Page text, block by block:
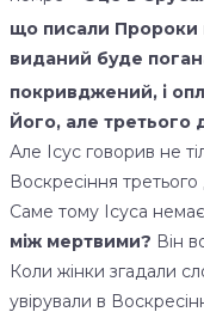
що писали
виданий буде
покривджений, і
Його, але третього
Але Ісус говорив не
Воскресіння третього
Саме тому Ісуса немає
між мертвими? Він
Коли жінки згадали
увірували в